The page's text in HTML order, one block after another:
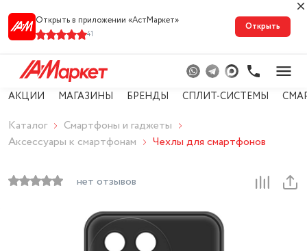
Открыть в приложении «АстМарке‪т‬»
41
Открыть
АКЦИИ МАГАЗИНЫ БРЕНДЫ СПЛИТ-СИСТЕМЫ
Каталог
Смартфоны и гаджеты
Аксессуары к смартфонам
Чехлы для смартфонов
нет отзывов